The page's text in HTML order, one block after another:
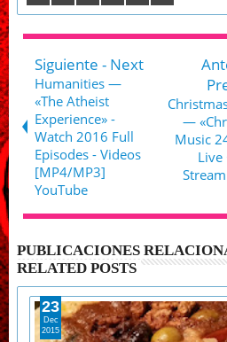
Siguiente - Next
Humanities —
«The Atheist
Experience» -
Watch 2016 Full
Episodes - Videos
[MP4/MP3]
YouTube
—
Music
Live
PUBLICACIONES
RELATED POSTS
23
Dec
2015